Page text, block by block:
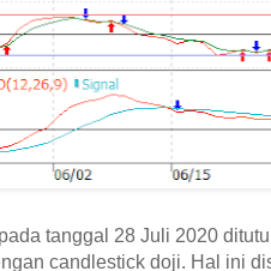
pada tanggal 28 Juli 2020
candlestick doji. Hal ini